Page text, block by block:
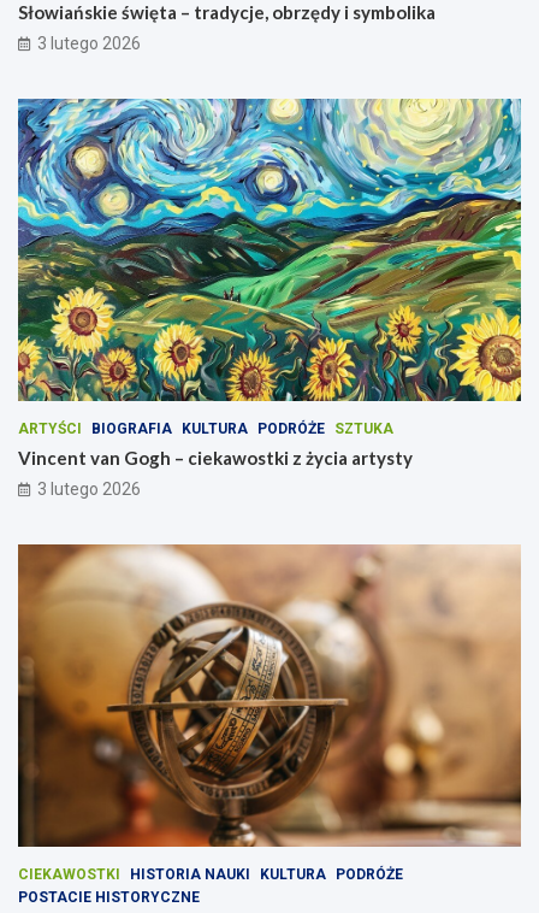
Słowiańskie święta – tradycje, obrzędy i symbolika
3 lutego 2026
ARTYŚCI BIOGRAFIA KULTURA PODRÓŻE SZTUKA
Vincent van Gogh – ciekawostki z życia artysty
3 lutego 2026
CIEKAWOSTKI HISTORIA NAUKI KULTURA
PODRÓŻE
POSTACIE HISTORYCZNE